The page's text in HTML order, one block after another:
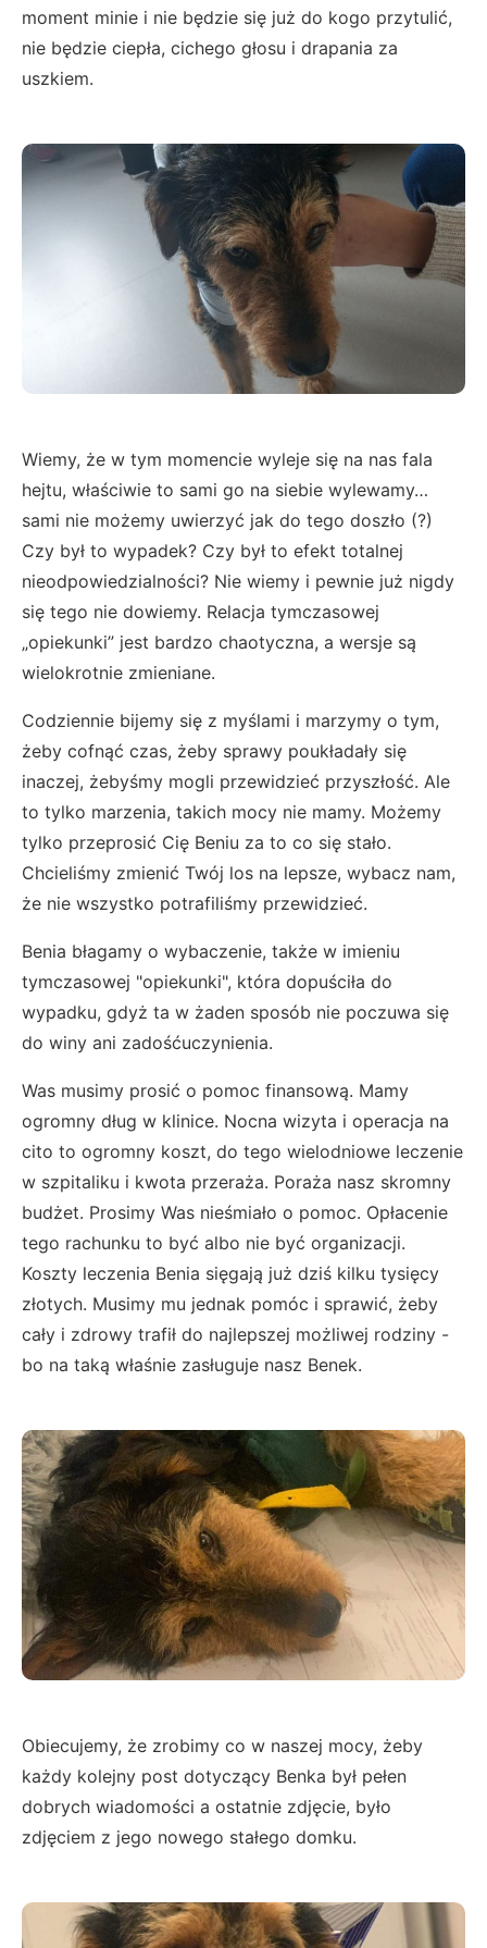
moment minie i nie będzie się już do kogo przytulić,
nie będzie ciepła, cichego głosu i drapania za
uszkiem.
Wiemy, że w tym momencie wyleje się na nas fala
hejtu, właściwie to sami go na siebie wylewamy…
sami nie możemy uwierzyć jak do tego doszło (?)
Czy był to wypadek? Czy był to efekt totalnej
nieodpowiedzialności? Nie wiemy i pewnie już nigdy
się tego nie dowiemy. Relacja tymczasowej
„opiekunki” jest bardzo chaotyczna, a wersje są
wielokrotnie zmieniane.
Codziennie bijemy się z myślami i marzymy o tym,
żeby cofnąć czas, żeby sprawy poukładały się
inaczej, żebyśmy mogli przewidzieć przyszłość. Ale
to tylko marzenia, takich mocy nie mamy. Możemy
tylko przeprosić Cię Beniu za to co się stało.
Chcieliśmy zmienić Twój los na lepsze, wybacz nam,
że nie wszystko potrafiliśmy przewidzieć.
Benia błagamy o wybaczenie, także w imieniu
tymczasowej "opiekunki", która dopuściła do
wypadku, gdyż ta w żaden sposób nie poczuwa się
do winy ani zadośćuczynienia.
Was musimy prosić o pomoc finansową. Mamy
ogromny dług w klinice. Nocna wizyta i operacja na
cito to ogromny koszt, do tego wielodniowe leczenie
w szpitaliku i kwota przeraża. Poraża nasz skromny
budżet. Prosimy Was nieśmiało o pomoc. Opłacenie
tego rachunku to być albo nie być organizacji.
Koszty leczenia Benia sięgają już dziś kilku tysięcy
złotych. Musimy mu jednak pomóc i sprawić, żeby
cały i zdrowy trafił do najlepszej możliwej rodziny -
bo na taką właśnie zasługuje nasz Benek.
Obiecujemy, że zrobimy co w naszej mocy, żeby
każdy kolejny post dotyczący Benka był pełen
dobrych wiadomości a ostatnie zdjęcie, było
zdjęciem z jego nowego stałego domku.